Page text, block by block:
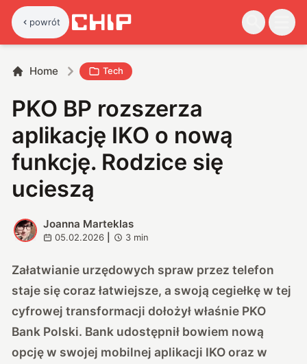
powrót
Home Tech
PKO BP rozszerza
aplikację IKO o nową
funkcję. Rodzice się
ucieszą
J
Joanna Marteklas
05.02.2026 3 min
Załatwianie urzędowych spraw przez telefon
staje się coraz łatwiejsze, a swoją cegiełkę w tej
cyfrowej transformacji dołożył właśnie PKO
Bank Polski. Bank udostępnił bowiem nową
opcję w swojej mobilnej aplikacji IKO oraz w